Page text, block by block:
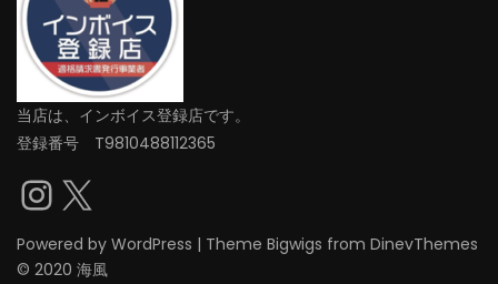
当店は、インボイス登録店です。
登録番号 T9810488112365
Instagram
X
Powered by WordPress | Theme Bigwigs from DinevThemes
© 2020 海風